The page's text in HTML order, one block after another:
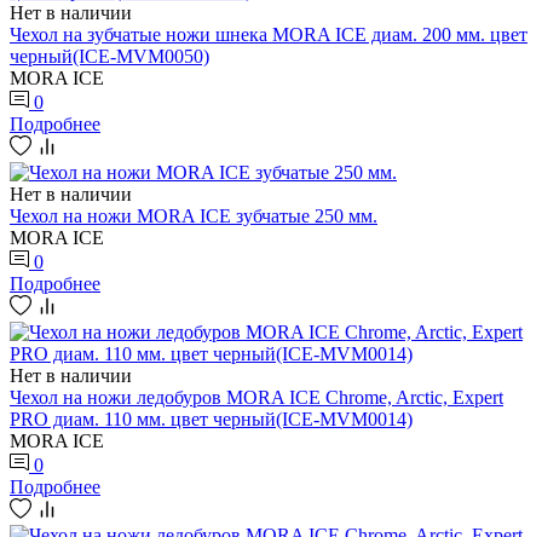
Нет в наличии
Чехол на зубчатые ножи шнека MORA ICE диам. 200 мм. цвет
черный(ICE-MVM0050)
MORA ICE
0
Подробнее
Нет в наличии
Чехол на ножи MORA ICE зубчатые 250 мм.
MORA ICE
0
Подробнее
Нет в наличии
Чехол на ножи ледобуров MORA ICE Chrome, Arctic, Expert
PRO диам. 110 мм. цвет черный(ICE-MVM0014)
MORA ICE
0
Подробнее